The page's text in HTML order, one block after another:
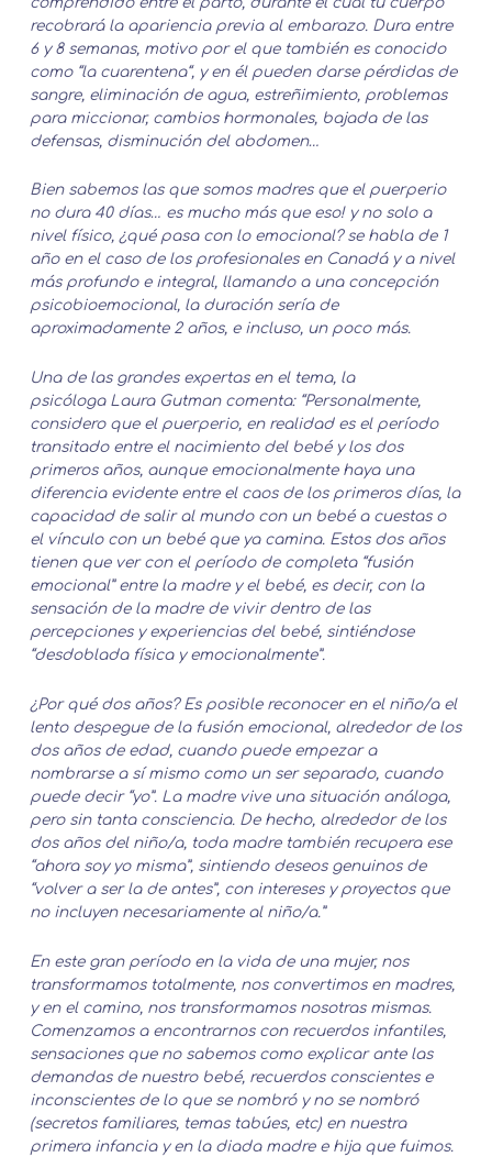
recobrará la apariencia previa al embarazo. Dura entre
6 y 8 semanas, motivo por el que también es conocido
como “la cuarentena“, y en él pueden darse pérdidas de
sangre, eliminación de agua, estreñimiento, problemas
para miccionar, cambios hormonales, bajada de las
defensas, disminución del abdomen…
Bien sabemos las que somos madres que el puerperio
no dura 40 días… es mucho más que eso! y no solo a
nivel físico, ¿qué pasa con lo emocional? se habla de 1
año en el caso de los profesionales en Canadá y a nivel
más profundo e integral, llamando a una concepción
psicobioemocional, la duración sería de
aproximadamente 2 años, e incluso, un poco más.
Una de las grandes expertas en el tema, la
psicóloga Laura Gutman comenta: “Personalmente,
considero que el puerperio, en realidad es el período
transitado entre el nacimiento del bebé y los dos
primeros años, aunque emocionalmente haya una
diferencia evidente entre el caos de los primeros días, la
capacidad de salir al mundo con un bebé a cuestas o
el vínculo con un bebé que ya camina. Estos dos años
tienen que ver con el período de completa “fusión
emocional” entre la madre y el bebé, es decir, con la
sensación de la madre de vivir dentro de las
percepciones y experiencias del bebé, sintiéndose
“desdoblada física y emocionalmente”.
¿Por qué dos años? Es posible reconocer en el niño/a el
lento despegue de la fusión emocional, alrededor de los
dos años de edad, cuando puede empezar a
nombrarse a sí mismo como un ser separado, cuando
puede decir “yo”. La madre vive una situación análoga,
pero sin tanta consciencia. De hecho, alrededor de los
dos años del niño/a, toda madre también recupera ese
“ahora soy yo misma”, sintiendo deseos genuinos de
“volver a ser la de antes”, con intereses y proyectos que
no incluyen necesariamente al niño/a.”
En este gran período en la vida de una mujer, nos
transformamos totalmente, nos convertimos en madres,
y en el camino, nos transformamos nosotras mismas.
Comenzamos a encontrarnos con recuerdos infantiles,
sensaciones que no sabemos como explicar ante las
demandas de nuestro bebé, recuerdos conscientes e
inconscientes de lo que se nombró y no se nombró
(secretos familiares, temas tabúes, etc) en nuestra
primera infancia y en la diada madre e hija que fuimos.